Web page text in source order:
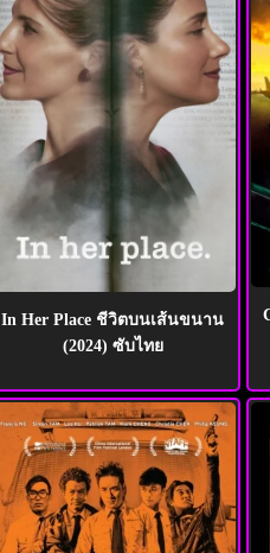
In Her Place ชีวิตบนเส้นขนาน
(2024) ซับไทย